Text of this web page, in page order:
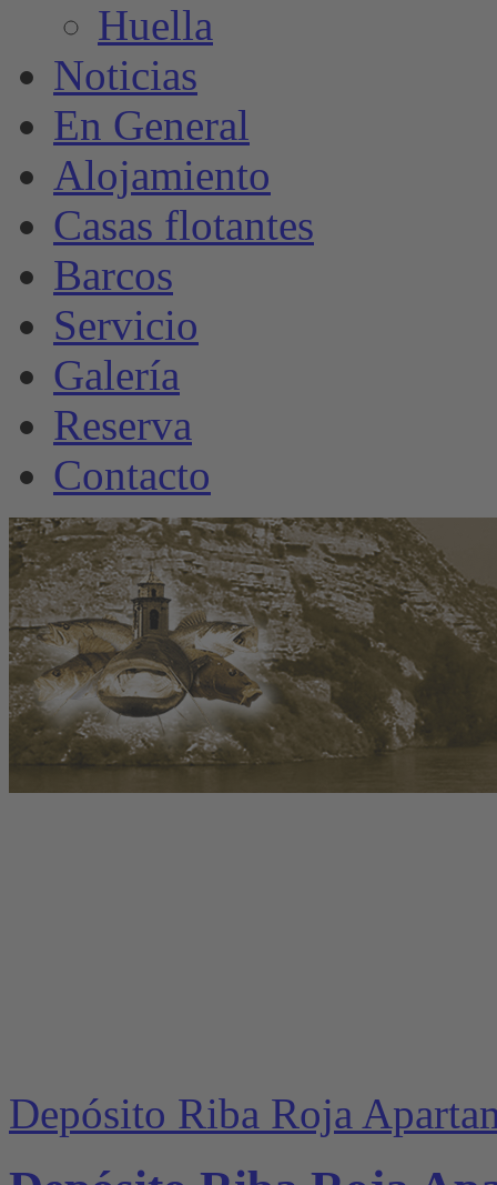
Huella
Noticias
En General
Alojamiento
Casas flotantes
Barcos
Servicio
Galería
Reserva
Contacto
Depósito Riba Roja